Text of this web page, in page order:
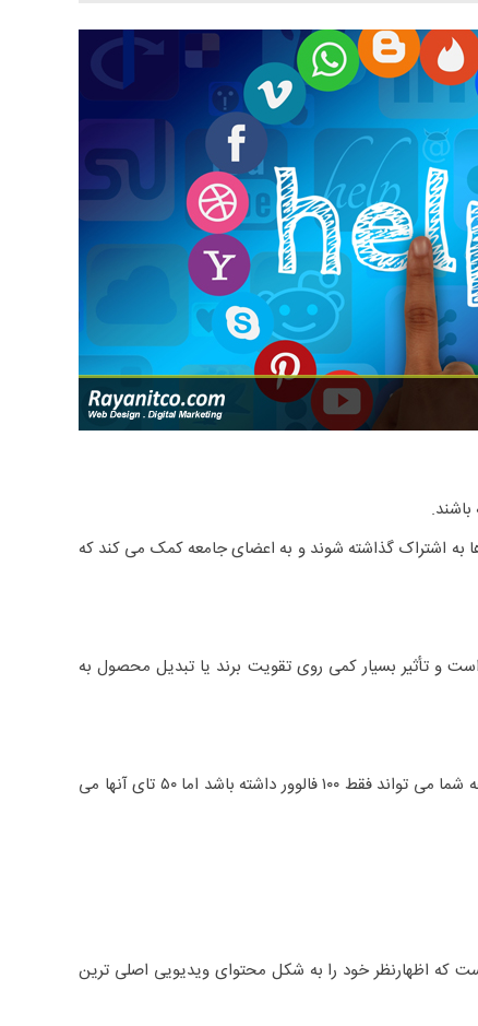
به اشتراک گذاشته شوند و به اعضای جامعه کمک می کند که
و تأثیر بسیار کمی روی تقویت برند یا تبدیل محصول به
اگر ۱۰۰۰ فالوور داشته باشید و فقط ۱۰ عضو آن به طور منظم به محتواهای شما توجه می کنند انجام چه کاری مناسب است؟ از طرف دیگر، صفحه شما می تواند فقط ۱۰۰ فالوور داشته باشد اما ۵۰ تای آنها می
که اظهارنظر خود را به شکل محتوای ویدیویی اصلی ترین